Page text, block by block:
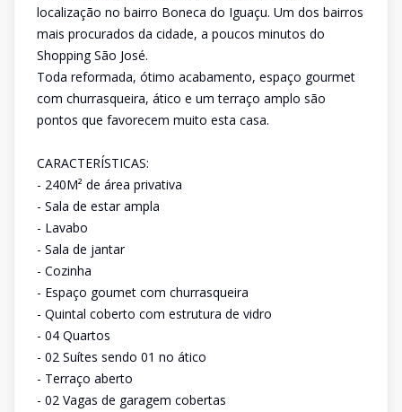
localização no bairro Boneca do Iguaçu. Um dos bairros
mais procurados da cidade, a poucos minutos do
Shopping São José.
Toda reformada, ótimo acabamento, espaço gourmet
com churrasqueira, ático e um terraço amplo são
pontos que favorecem muito esta casa.
CARACTERÍSTICAS:
- 240M² de área privativa
- Sala de estar ampla
- Lavabo
- Sala de jantar
- Cozinha
- Espaço goumet com churrasqueira
- Quintal coberto com estrutura de vidro
- 04 Quartos
- 02 Suítes sendo 01 no ático
- Terraço aberto
- 02 Vagas de garagem cobertas